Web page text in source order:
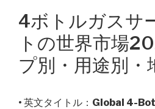
4ボトルガスサ
トの世界市場
プ別・用途別・
• 英文タイトル： Global 4-